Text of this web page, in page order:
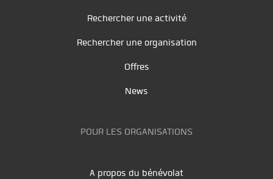
Rechercher une activité
Rechercher une organisation
Offres
News
POUR LES ORGANISATIONS
A propos du bénévolat